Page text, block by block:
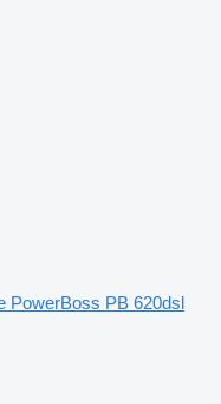
PowerBoss PB 620dsl